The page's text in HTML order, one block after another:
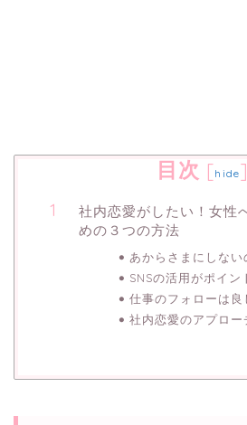
目次 [hide]
社内恋愛がしたい！女性
めの３つの方法
あからさまにしない
SNSの活用がポイン
仕事のフォローは良
社内恋愛のアプロ